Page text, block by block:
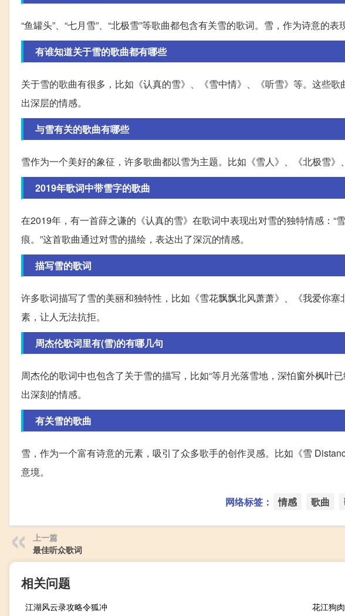
“鱼罐头”、“七月雪”、“北极雪”等歌曲都包含有关雪的歌词。雪，作为诗意的
有谁知道关于雪的歌曲都有哪些
关于雪的歌曲有很多，比如《认真的雪》、《雪中情》、《听雪》等。这些
出深层的情感。
与雪有关的歌曲有哪些
雪作为一个美好的象征，许多歌曲都以雪为主题。比如《雪人》、《北极雪》
2019年歌词中带雪字的歌曲
在2019年，有一首薛之谦的《认真的雪》在歌词中表现出对雪的独特情感：“
痕。”这首歌曲通过对雪的描绘，表达出了深沉的情感。
描写雪的歌词
许多歌词描写了雪的美丽和独特性，比如《雪花飘飘北风萧萧》、《我爱你
素，让人无法抗拒。
周杰伦歌词里有(雪)的有哪几句
周杰伦的歌词中也包含了关于雪的描写，比如“等月光落雪地，深怕窗外枫叶
出深刻的情感。
有关雪的歌曲
雪，作为一个富有诗意的元素，吸引了众多歌手的创作灵感。比如《雪
意境。
网络标签： 情感 歌曲
上一篇
最佳听众歌词
相关问题
江湖风云录攻略令狐冲 花江狗